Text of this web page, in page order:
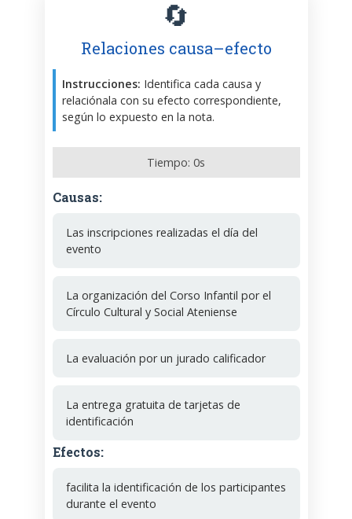
🔄
Relaciones causa–efecto
Instrucciones: Identifica cada causa y
relaciónala con su efecto correspondiente,
según lo expuesto en la nota.
Tiempo: 0s
Causas:
Las inscripciones realizadas el día del
evento
La organización del Corso Infantil por el
Círculo Cultural y Social Ateniense
La evaluación por un jurado calificador
La entrega gratuita de tarjetas de
identificación
Efectos:
facilita la identificación de los participantes
durante el evento